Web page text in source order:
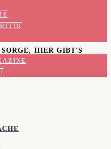
HIER GIBT'S